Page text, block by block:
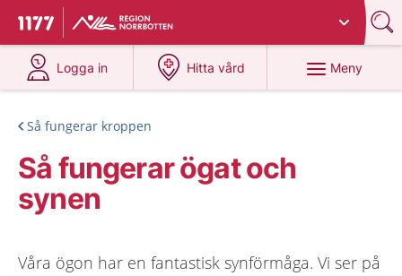
Till startsidan för 1177
Du har valt region
Logga in
på 1177.se
Hitta vård
på 1177.se
Meny
Så fungerar kroppen
Så fungerar ögat och
synen
Våra ögon har en fantastisk synförmåga. Vi ser på